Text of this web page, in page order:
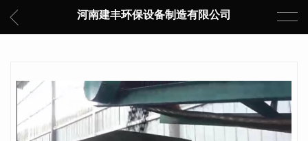
河南建丰环保设备制造有限公司